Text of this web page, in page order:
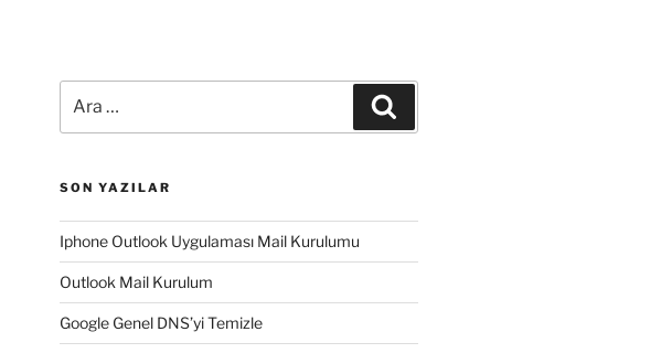
SON YAZILAR
Iphone Outlook Uygulaması Mail Kurulumu
Outlook Mail Kurulum
Google Genel DNS’yi Temizle